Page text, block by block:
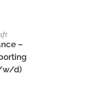
–
w/d)